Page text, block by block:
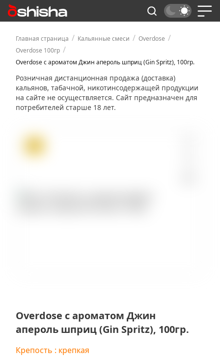
Главная страница / Кальянные смеси / Overdose /
Overdose 100гр /
Overdose с ароматом Джин апероль шприц (Gin Spritz), 100гр.
Розничная дистанционная продажа (доставка)
кальянов, табачной, никотинсодержащей продукции
на сайте не осуществляется. Сайт предназначен для
потребителей старше 18 лет.
Overdose с ароматом Джин
апероль шприц (Gin Spritz), 100гр.
Крепость : крепкая